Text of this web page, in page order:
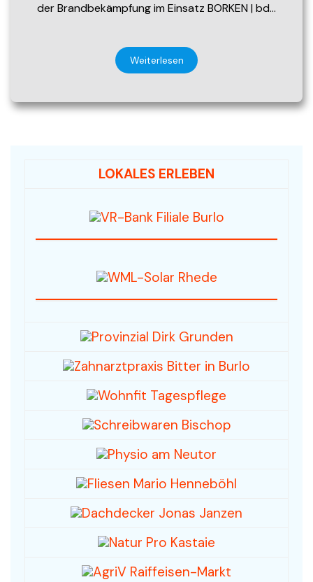
der Brandbekämpfung im Einsatz BORKEN | bd…
Weiterlesen
LOKALES ERLEBEN